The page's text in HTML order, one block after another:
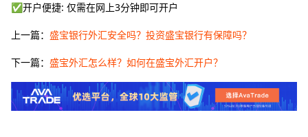
✅开户便捷: 仅需在网上3分钟即可开户
上一篇： 盛宝银行外汇安全吗？投资盛宝银行有保障吗？
下一篇： 盛宝外汇怎么样？如何在盛宝外汇开户？